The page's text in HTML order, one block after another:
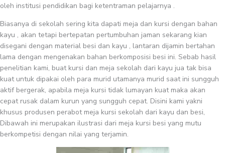
oleh institusi pendidikan bagi ketentraman pelajarnya .
Biasanya di sekolah sering kita dapati meja dan kursi dengan bahan
kayu , akan tetapi bertepatan pertumbuhan jaman sekarang kian
disegani dengan material besi dan kayu , lantaran dijamin bertahan
lama dengan mengenakan bahan berkomposisi besi ini. Sebab hasil
penelitian kami, buat kursi dan meja sekolah dari kayu jua tak bisa
kuat untuk dipakai oleh para murid utamanya murid saat ini sungguh
aktif bergerak, apabila meja kursi tidak lumayan kuat maka akan
cepat rusak dalam kurun yang sungguh cepat. Disini kami yakni
khusus produsen perabot meja kursi sekolah dari kayu dan besi,
Dibawah ini merupakan ilustrasi dari meja kursi besi yang mutu
berkompetisi dengan nilai yang terjamin.